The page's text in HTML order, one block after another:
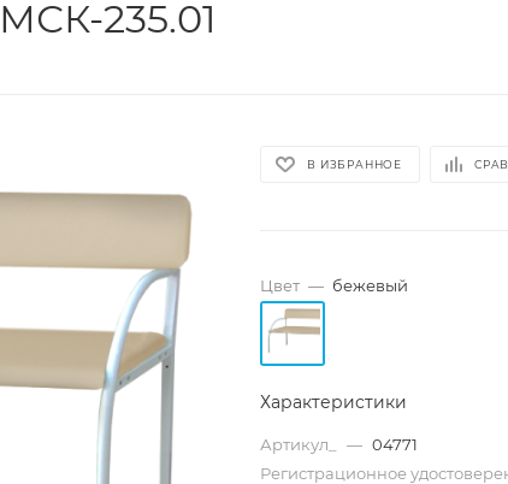
235.01
В ИЗБРАННОЕ
Цвет — бежевый
Характеристики
Артикул_ — 04771
Регистрационное